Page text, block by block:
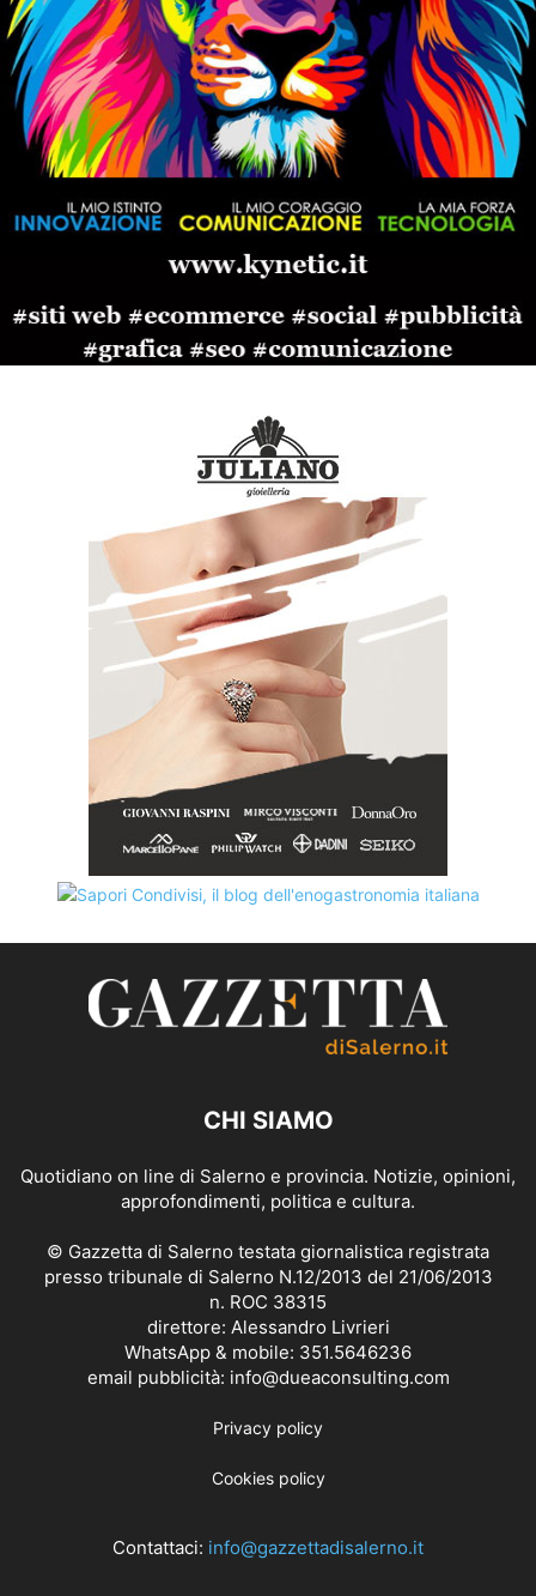
CHI SIAMO
Quotidiano on line di Salerno e provincia. Notizie, opinioni,
approfondimenti, politica e cultura.
© Gazzetta di Salerno testata giornalistica registrata
presso tribunale di Salerno N.12/2013 del 21/06/2013
n. ROC 38315
direttore: Alessandro Livrieri
WhatsApp & mobile: 351.5646236
email pubblicità: info@dueaconsulting.com
Privacy policy
Cookies policy
Contattaci: info@gazzettadisalerno.it